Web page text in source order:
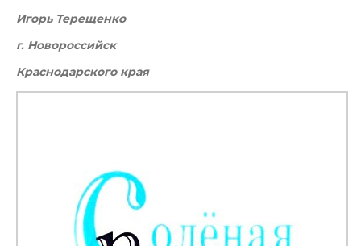
Игорь Терещенко
г. Новороссийск
Краснодарского края